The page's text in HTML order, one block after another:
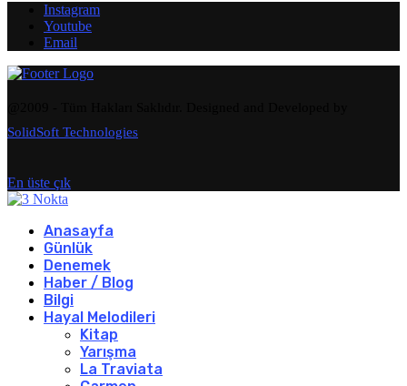
Instagram
Youtube
Email
SolidSoft Technologies
En üste çık
Anasayfa
Günlük
Denemek
Haber / Blog
Bilgi
Hayal Melodileri
Kitap
Yarışma
La Traviata